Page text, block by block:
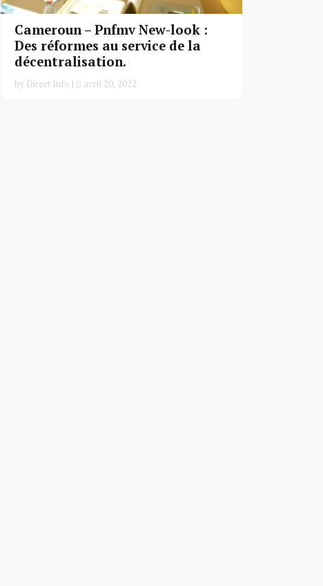
Cameroun – Pnfmv New-look :
Des réformes au service de la
décentralisation.
by Direct Info | avril 20, 2022